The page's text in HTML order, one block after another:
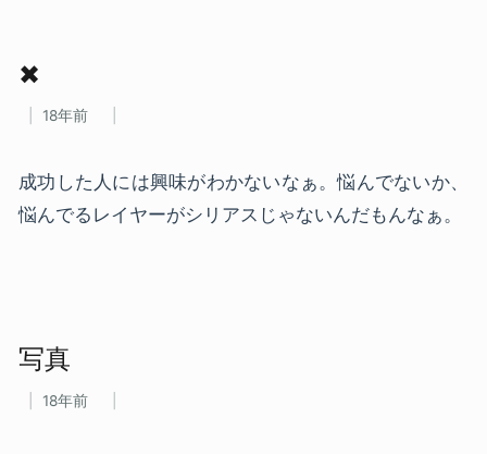
✖
18年前
成功した人には興味がわかないなぁ。悩んでないか、
悩んでるレイヤーがシリアスじゃないんだもんなぁ。
写真
18年前